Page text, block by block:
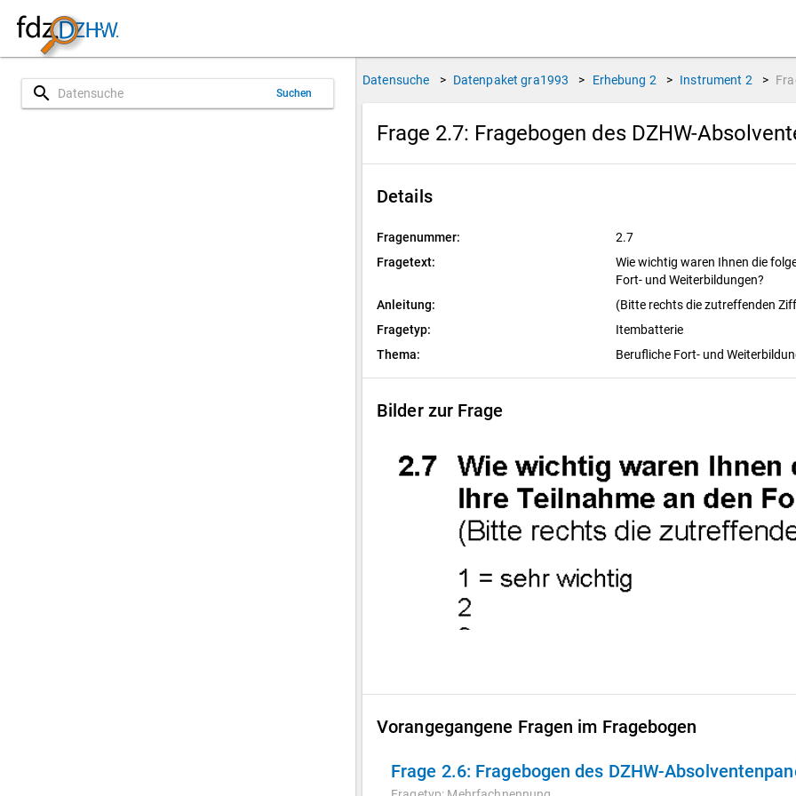
search Suchen
Datensuche > Datenpaket gra1993 > Erhebung 2 > Instrument 2 >
Frage 2.7: Fragebogen des DZHW-
Details
Fragenummer:
2.7
Fragetext:
Wie wichtig waren Ihnen die
Fort- und Weiterbildungen?
Anleitung:
(Bitte rechts die zutreffenden
Fragetyp:
Itembatterie
Thema:
Berufliche Fort- und
Bilder zur Frage
Vorangegangene Fragen im Fragebogen
Frage 2.6: Fragebogen des DZHW-